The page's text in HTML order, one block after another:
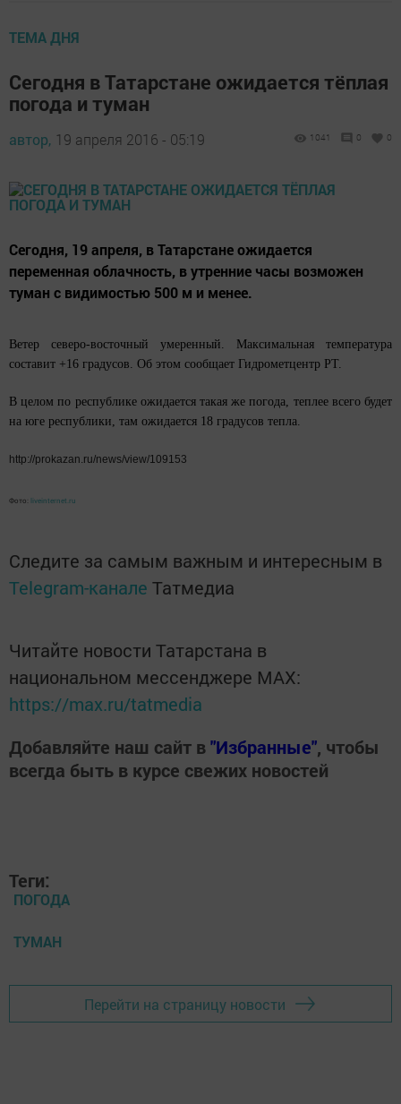
ТЕМА ДНЯ
Сегодня в Татарстане ожидается тёплая
погода и туман
автор, 19 апреля 2016 - 05:19 1041 0 0
Сегодня, 19 апреля, в Татарстане ожидается
переменная облачность, в утренние часы возможен
туман с видимостью 500 м и менее.
Ветер северо-восточный умеренный. Максимальная температура
составит +16 градусов. Об этом сообщает Гидрометцентр РТ.
В целом по республике ожидается такая же погода, теплее всего будет
на юге республики, там ожидается 18 градусов тепла.
http://prokazan.ru/news/view/109153
Фото: liveinternet.ru
Следите за самым важным и интересным в
Telegram-канале Татмедиа
Читайте новости Татарстана в
национальном мессенджере MАХ:
https://max.ru/tatmedia
Добавляйте наш сайт в"Избранные", чтобы
всегда быть в курсе свежих новостей
Теги:
ПОГОДА
ТУМАН
Перейти на страницу новости